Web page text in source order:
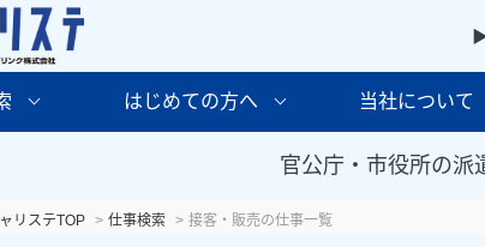
はじめての方へ 当社について
官公庁・市役所の派
リステTOP 仕事検索 接客・販売の仕事一覧